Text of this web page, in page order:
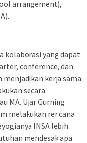
arrangement),
kolaborasi yang dapat
conference, dan
kerja sama
secara
MA. Ujar Gurning
melakukan rencana
INSA lebih
mendesak apa